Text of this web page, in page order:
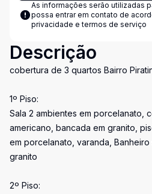
As informações serão utilizadas
possa entrar em contato de
privacidade e termos de serviço
Descrição
cobertura de 3 quartos Bairro
1º Piso:
Sala 2 ambientes em porcelanato,
americano, bancada em granito,
em porcelanato, varanda,
granito
2º Piso: